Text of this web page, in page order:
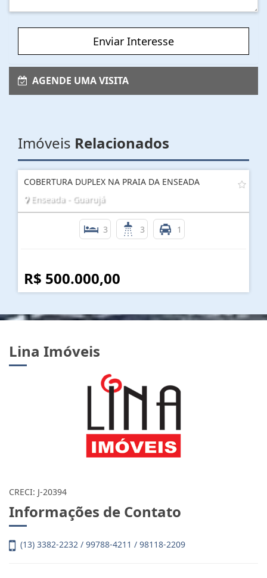
Enviar Interesse
AGENDE UMA VISITA
Imóveis Relacionados
COBERTURA DUPLEX NA PRAIA DA ENSEADA
Enseada - Guarujá
3 3 1
R$ 500.000,00
Lina Imóveis
CRECI: J-20394
Informações de Contato
(13) 3382-2232 / 99788-4211 / 98118-2209